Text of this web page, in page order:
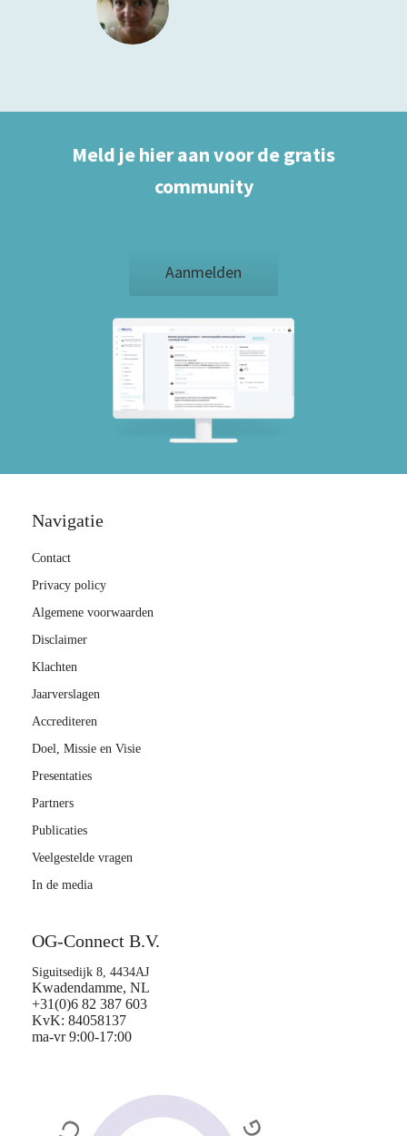
Meld je hier aan voor de gratis
community
Aanmelden
Navigatie
Contact
Privacy policy
Algemene voorwaarden
Disclaimer
Klachten
Jaarverslagen
Accrediteren
Doel, Missie en Visie
Presentaties
Partners
Publicaties
Veelgestelde vragen
In de media
OG-Connect B.V.
Siguitsedijk 8, 4434AJ
Kwadendamme, NL
+31(0)6 82 387 603
KvK: 84058137
ma-vr 9:00-17:00